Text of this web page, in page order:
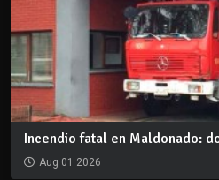
Incendio fatal en Maldonado:
Aug 01 2026